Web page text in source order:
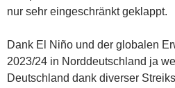
nur sehr eingeschränkt geklappt.
Dank El Niño und der globalen
2023/24 in Norddeutschland ja
Deutschland dank diverser